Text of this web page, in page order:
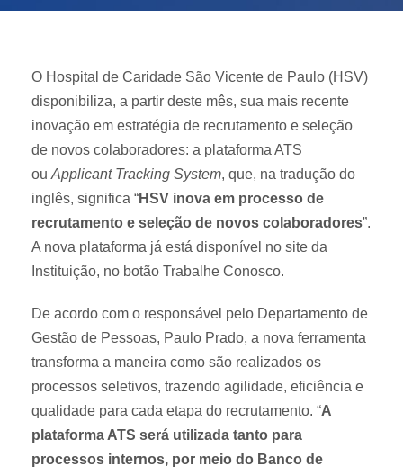
O Hospital de Caridade São Vicente de Paulo (HSV)
disponibiliza, a partir deste mês, sua mais recente
inovação em estratégia de recrutamento e seleção
de novos colaboradores: a plataforma ATS
ou Applicant Tracking System, que, na tradução do
inglês, significa “HSV inova em processo de
recrutamento e seleção de novos colaboradores”.
A nova plataforma já está disponível no site da
Instituição, no botão Trabalhe Conosco.
De acordo com o responsável pelo Departamento de
Gestão de Pessoas, Paulo Prado, a nova ferramenta
transforma a maneira como são realizados os
processos seletivos, trazendo agilidade, eficiência e
qualidade para cada etapa do recrutamento. “A
plataforma ATS será utilizada tanto para
processos internos, por meio do Banco de